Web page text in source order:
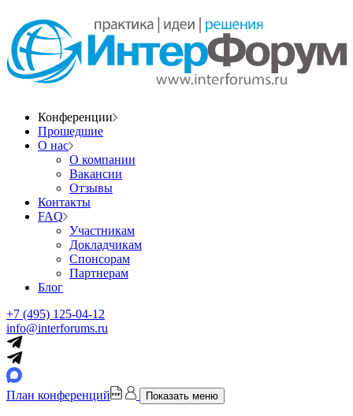
Конференции
Прошедшие
О нас
О компании
Вакансии
Отзывы
Контакты
FAQ
Участникам
Докладчикам
Спонсорам
Партнерам
Блог
+7 (495) 125-04-12
info@interforums.ru
План конференций Показать меню